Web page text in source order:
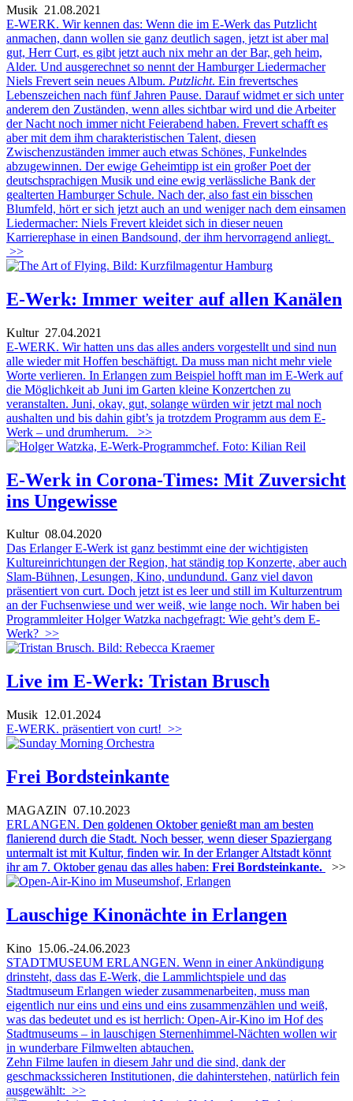
Musik 21.08.2021
E-WERK. Wir kennen das: Wenn die im E-Werk das Putzlicht
anmachen, dann wollen sie ganz deutlich sagen, jetzt ist aber mal
gut, Herr Curt, es gibt jetzt auch nix mehr an der Bar, geh heim,
Alder. Und ausgerechnet so nennt der Hamburger Liedermacher
Niels Frevert sein neues Album. Putzlicht. Ein frevertsches
Lebenszeichen nach fünf Jahren Pause. Darauf widmet er sich unter
anderem den Zuständen, wenn alles sichtbar wird und die Arbeiter
der Nacht noch immer nicht Feierabend haben. Frevert schafft es
aber mit dem ihm charakteristischen Talent, diesen
Zwischenzuständen immer auch etwas Schönes, Funkelndes
abzugewinnen. Der ewige Geheimtipp ist ein großer Poet der
deutschsprachigen Musik und eine ewig verlässliche Bank der
gealterten Hamburger Schule. Nach der, also fast ein bisschen
Blumfeld, hört er sich jetzt auch an und weniger nach dem einsamen
Liedermacher: Niels Frevert kleidet sich in dieser neuen
Karrierephase in einen Bandsound, der ihm hervorragend anliegt.
>>
E-Werk: Immer weiter auf allen Kanälen
Kultur27.04.2021
E-WERK. Wir hatten uns das alles anders vorgestellt und sind nun
alle wieder mit Hoffen beschäftigt. Da muss man nicht mehr viele
Worte verlieren. In Erlangen zum Beispiel hofft man im E-Werk auf
die Möglichkeit ab Juni im Garten kleine Konzertchen zu
veranstalten. Juni, okay, gut, solange würden wir jetzt mal noch
aushalten und bis dahin gibt’s ja trotzdem Programm aus dem E-
Werk – und drumherum.
>>
E-Werk in Corona-Times: Mit Zuversicht
ins Ungewisse
Kultur08.04.2020
Das Erlanger E-Werk ist ganz bestimmt eine der wichtigisten
Kultureinrichtungen der Region, hat ständig top Konzerte, aber auch
Slam-Bühnen, Lesungen, Kino, undundund. Ganz viel davon
präsentiert von curt. Doch jetzt ist es leer und still im Kulturzentrum
an der Fuchsenwiese und wer weiß, wie lange noch. Wir haben bei
Programmleiter Holger Watzka nachgefragt: Wie geht’s dem E-
Werk? >>
Live im E-Werk: Tristan Brusch
Musik 12.01.2024
E-WERK. präsentiert von curt! >>
Frei Bordsteinkante
MAGAZIN 07.10.2023
ERLANGEN. Den goldenen Oktober genießt man am besten
flanierend durch die Stadt. Noch besser, wenn dieser Spaziergang
untermalt ist mit Kultur, finden wir. In der Erlanger Altstadt könnt
ihr am 7. Oktober genau das alles haben: Frei Bordsteinkante. >>
Lauschige Kinonächte in Erlangen
Kino 15.06.-24.06.2023
STADTMUSEUM ERLANGEN. Wenn in einer Ankündigung
drinsteht, dass das E-Werk, die Lammlichtspiele und das
Stadtmuseum Erlangen wieder zusammenarbeiten, muss man
eigentlich nur eins und eins und eins zusammenzählen und weiß,
was das bedeutet und es ist herrlich: Open-Air-Kino im Hof des
Stadtmuseums – in lauschigen Sternenhimmel-Nächten wollen wir
in wunderbare Filmwelten abtauchen.
Zehn Filme laufen in diesem Jahr und die sind, dank der
geschmackssicheren Institutionen, die dahinterstehen, natürlich fein
ausgewählt: >>